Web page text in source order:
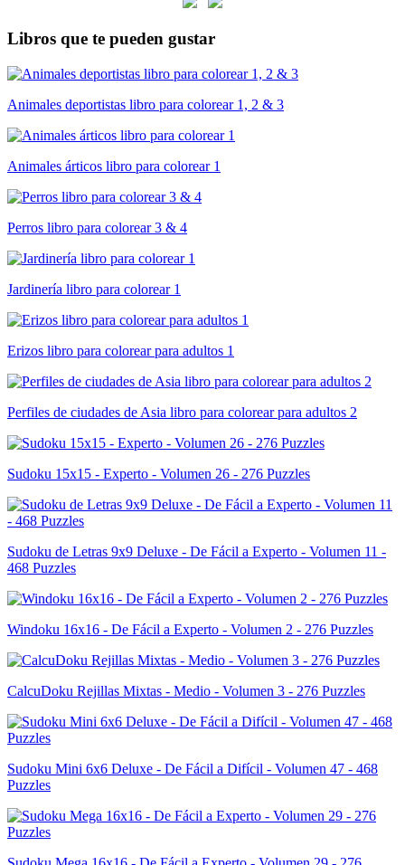
Libros que te pueden gustar
Animales deportistas libro para colorear 1, 2 & 3
Animales árticos libro para colorear 1
Perros libro para colorear 3 & 4
Jardinería libro para colorear 1
Erizos libro para colorear para adultos 1
Perfiles de ciudades de Asia libro para colorear para adultos 2
Sudoku 15x15 - Experto - Volumen 26 - 276 Puzzles
Sudoku de Letras 9x9 Deluxe - De Fácil a Experto - Volumen 11 -
468 Puzzles
Windoku 16x16 - De Fácil a Experto - Volumen 2 - 276 Puzzles
CalcuDoku Rejillas Mixtas - Medio - Volumen 3 - 276 Puzzles
Sudoku Mini 6x6 Deluxe - De Fácil a Difícil - Volumen 47 - 468
Puzzles